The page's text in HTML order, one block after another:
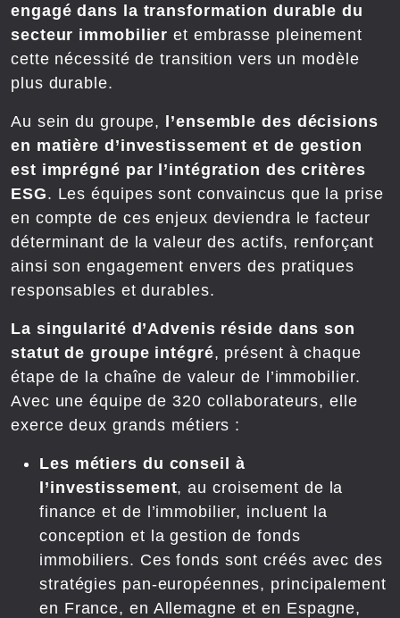
engagé dans la transformation durable du
secteur immobilier et embrasse pleinement
cette nécessité de transition vers un modèle
plus durable.
Au sein du groupe, l’ensemble des décisions
en matière d’investissement et de gestion
est imprégné par l’intégration des critères
ESG. Les équipes sont convaincus que la prise
en compte de ces enjeux deviendra le facteur
déterminant de la valeur des actifs, renforçant
ainsi son engagement envers des pratiques
responsables et durables.
La singularité d’Advenis réside dans son
statut de groupe intégré, présent à chaque
étape de la chaîne de valeur de l’immobilier.
Avec une équipe de 320 collaborateurs, elle
exerce deux grands métiers :
Les métiers du conseil à
l’investissement, au croisement de la
finance et de l’immobilier, incluent la
conception et la gestion de fonds
immobiliers. Ces fonds sont créés avec des
stratégies pan-européennes, principalement
en France, en Allemagne et en Espagne,